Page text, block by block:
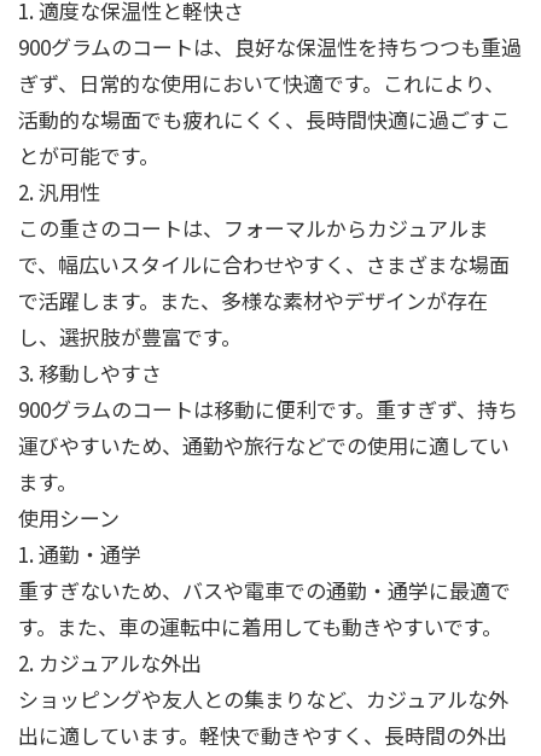
1. 適度な保温性と軽快さ
900グラムのコートは、良好な保温性を持ちつつも重過
ぎず、日常的な使用において快適です。これにより、
活動的な場面でも疲れにくく、長時間快適に過ごすこ
とが可能です。
2. 汎用性
この重さのコートは、フォーマルからカジュアルま
で、幅広いスタイルに合わせやすく、さまざまな場面
で活躍します。また、多様な素材やデザインが存在
し、選択肢が豊富です。
3. 移動しやすさ
900グラムのコートは移動に便利です。重すぎず、持ち
運びやすいため、通勤や旅行などでの使用に適してい
ます。
使用シーン
1. 通勤・通学
重すぎないため、バスや電車での通勤・通学に最適で
す。また、車の運転中に着用しても動きやすいです。
2. カジュアルな外出
ショッピングや友人との集まりなど、カジュアルな外
出に適しています。軽快で動きやすく、長時間の外出